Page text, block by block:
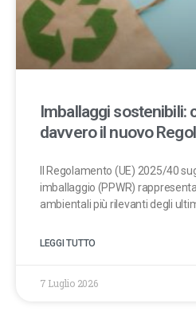
Imballaggi sostenibili:
davvero il nuovo
Il Regolamento (UE) 2025/40
imballaggio (PPWR)
ambientali più rilevanti degli
LEGGI TUTTO
7 Luglio 2026